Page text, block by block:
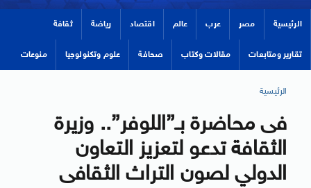
الرئيسية مصر عرب عالم اقتصاد رياضة ثقافة
تقارير ومتابعات مقالات وكتاب صحافة علوم وتكنولوجيا منوعات
الرئيسية
فى محاضرة بـ”اللوفر”.. وزيرة
الثقافة تدعو لتعزيز التعاون
الدولي لصون التراث الثقافى